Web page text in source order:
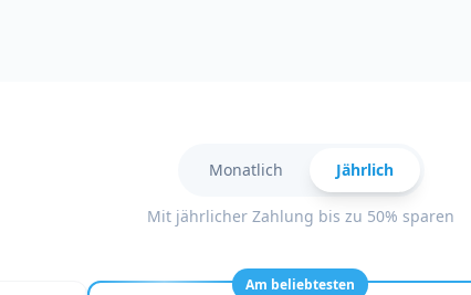
Monatlich Jährlich
Mit jährlicher Zahlung bis zu 50% sparen
Am beliebtesten